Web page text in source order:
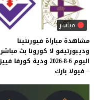
مباشر
مشاهدة مباراة فيورنتينا
وديبورتيفو لا كورونا بث مباشر
اليوم 6-8-2026 ودية كورفا فييزولي
– فيولا بارك